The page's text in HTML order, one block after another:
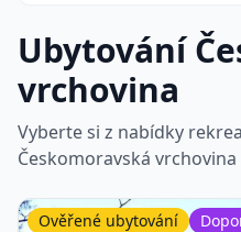
Ubytování
vrchovina
Vyberte si z nabídky
Českomoravská vrchovina
Ověřené ubytování